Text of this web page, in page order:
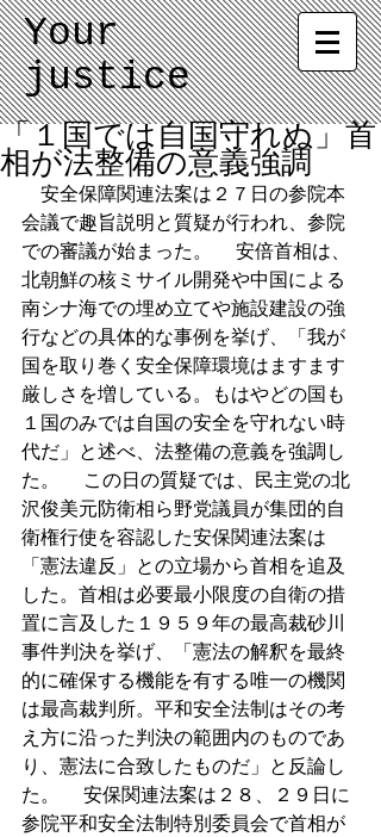
Your
justice
「１国では自国守れぬ」首
相が法整備の意義強調
安全保障関連法案は２７日の参院本
会議で趣旨説明と質疑が行われ、参院
での審議が始まった。 　安倍首相は、
北朝鮮の核ミサイル開発や中国による
南シナ海での埋め立てや施設建設の強
行などの具体的な事例を挙げ、「我が
国を取り巻く安全保障環境はますます
厳しさを増している。もはやどの国も
１国のみでは自国の安全を守れない時
代だ」と述べ、法整備の意義を強調し
た。 　この日の質疑では、民主党の北
沢俊美元防衛相ら野党議員が集団的自
衛権行使を容認した安保関連法案は
「憲法違反」との立場から首相を追及
した。首相は必要最小限度の自衛の措
置に言及した１９５９年の最高裁砂川
事件判決を挙げ、「憲法の解釈を最終
的に確保する機能を有する唯一の機関
は最高裁判所。平和安全法制はその考
え方に沿った判決の範囲内のものであ
り、憲法に合致したものだ」と反論し
た。 　安保関連法案は２８、２９日に
参院平和安全法制特別委員会で首相が